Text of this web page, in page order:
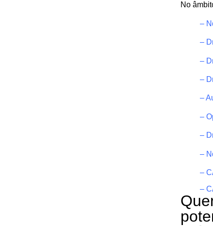
No
–
–
–
–
–
–
–
–
–
–